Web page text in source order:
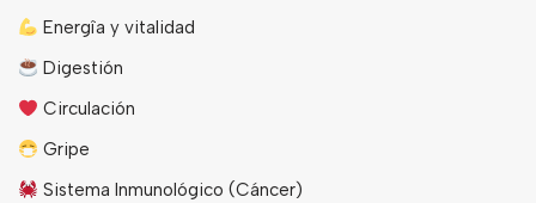
Energîa y vitalidad
Digestión
Circulación
Gripe
Sistema Inmunológico (Cáncer)